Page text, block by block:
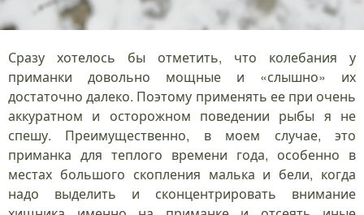
Сразу хотелось бы отметить, что колебания у
приманки довольно мощные и «слышно» их
достаточно далеко. Поэтому применять ее при очень
аккуратном и осторожном поведении рыбы я не
спешу. Преимущественно, в моем случае, это
приманка для теплого времени года, особенно в
местах большого скопления малька и бели, когда
надо выделить и сконцентрировать внимание